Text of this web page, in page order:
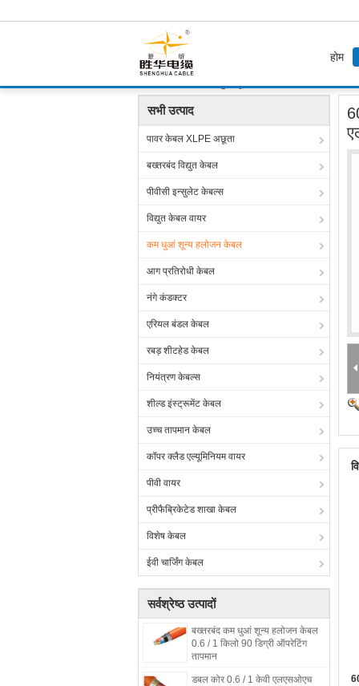
होम
होम उत्पाद कम धुआं शून्य हलोजन केबल 600 /
सभी उत्पाद
पावर केबल XLPE अछूता
बख्तरबंद विद्युत केबल
पीवीसी इन्सुलेट केबल्स
विद्युत केबल वायर
कम धुआं शून्य हलोजन केबल
आग प्रतिरोधी केबल
नंगे कंडक्टर
एरियल बंडल केबल
रबड़ शीटहेड केबल
नियंत्रण केबल्स
शील्ड इंस्ट्रूमेंट केबल
उच्च तापमान केबल
कॉपर क्लैड एल्यूमिनियम वायर
पीवी वायर
प्रीफैब्रिकेटेड शाखा केबल
विशेष केबल
ईवी चार्जिंग केबल
सर्वश्रेष्ठ उत्पादों
बख्तरबंद कम धुआं शून्य हलोजन केबल
0.6 / 1 किलो 90 डिग्री ऑपरेटिंग
तापमान
डबल कोर 0.6 / 1 केवी एलएसओएच